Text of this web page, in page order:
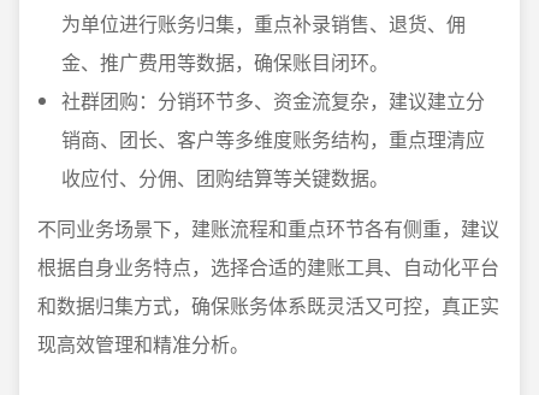
为单位进行账务归集，重点补录销售、退货、佣
金、推广费用等数据，确保账目闭环。
社群团购：分销环节多、资金流复杂，建议建立分
销商、团长、客户等多维度账务结构，重点理清应
收应付、分佣、团购结算等关键数据。
不同业务场景下，建账流程和重点环节各有侧重，建议
根据自身业务特点，选择合适的建账工具、自动化平台
和数据归集方式，确保账务体系既灵活又可控，真正实
现高效管理和精准分析。